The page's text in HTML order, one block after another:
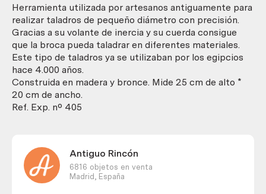
Curiosa
herramienta.
cantidad
Herramienta utilizada por artesanos antiguamente para
realizar taladros de pequeño diámetro con precisión.
Gracias a su volante de inercia y su cuerda consigue
que la broca pueda taladrar en diferentes materiales.
Este tipo de taladros ya se utilizaban por los egipcios
hace 4.000 años.
Construida en madera y bronce. Mide 25 cm de alto *
20 cm de ancho.
Ref. Exp. nº 405
Antiguo Rincón
6816 objetos en venta
Madrid,
España